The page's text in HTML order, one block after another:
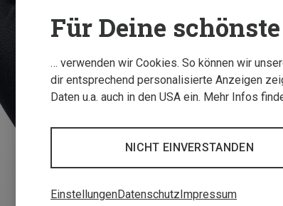
Für Deine
… verwenden wir Cookies. So können wir
dir entsprechend personalisierte Anzeigen
Daten u.a. auch in den USA ein. Mehr Infos
NICHT EINVERSTANDEN
EinstellungenDatenschutz Impressum